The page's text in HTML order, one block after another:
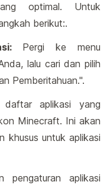
optimal. Untuk
berikut:.
Pergi ke menu
lalu cari dan pilih
Pemberitahuan.".
aplikasi yang
Minecraft. Ini akan
khusus untuk aplikasi
aplikasi